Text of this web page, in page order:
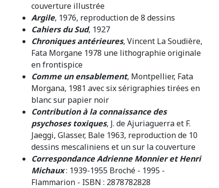
couverture illustrée
Argile, 1976, reproduction de 8 dessins
Cahiers du Sud, 1927
Chroniques antérieures, Vincent La Soudière,
Fata Morgane 1978 une lithographie originale
en frontispice
Comme un ensablement, Montpellier, Fata
Morgana, 1981 avec six sérigraphies tirées en
blanc sur papier noir
Contribution à la connaissance des
psychoses toxiques, J. de Ajuriaguerra et F.
Jaeggi, Glasser, Bale 1963, reproduction de 10
dessins mescaliniens et un sur la couverture
Correspondance Adrienne Monnier et Henri
Michaux: 1939-1955 Broché - 1995 -
Flammarion - ISBN : 2878782828